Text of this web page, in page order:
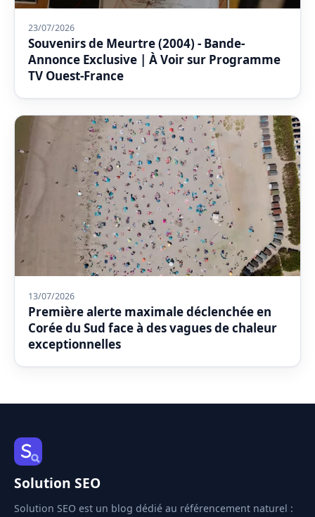
23/07/2026
Souvenirs de Meurtre (2004) - Bande-
Annonce Exclusive | À Voir sur Programme
TV Ouest-France
13/07/2026
Première alerte maximale déclenchée en
Corée du Sud face à des vagues de chaleur
exceptionnelles
Solution SEO
Solution SEO est un blog dédié au référencement naturel :